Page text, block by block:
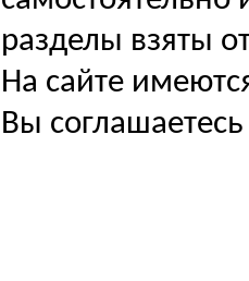
разделы взяты
На сайте
Вы